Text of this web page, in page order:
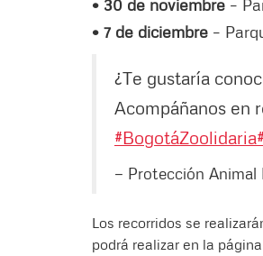
• 30 de noviembre –
• 7 de diciembre –
¿Te gustaría
Acompáñanos en
#BogotáZoolidaria
— Protección Animal
Los recorridos se
podrá realizar en la